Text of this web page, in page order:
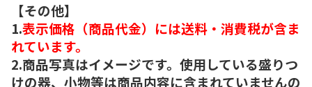
【その他】
1.表示価格（商品代金）には送料・消費税が含ま
れています。
2.商品写真はイメージです。使用している盛りつ
けの器、小物等は商品内容に含まれていませんの